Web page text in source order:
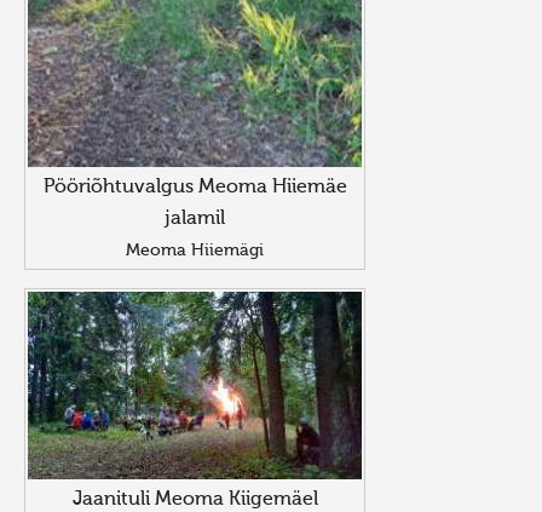
Pööriõhtuvalgus Meoma Hiiemäe
jalamil
Meoma Hiiemägi
Jaanituli Meoma Kiigemäel